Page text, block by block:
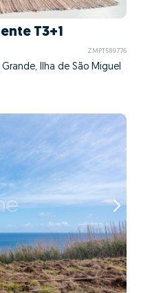
T3+1
ZMPT589776
Ilha de São Miguel